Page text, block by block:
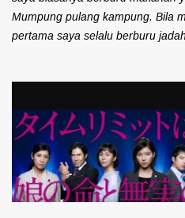
Mumpung pulang kampung. Bila
pertama saya selalu berburu
teksturnya lembut. Sepertinya
dihaluskan. Makanan ini
Kaliurang. Penjualnya
dijajakan adalah tetel serta tahu
memang langsung dimakan